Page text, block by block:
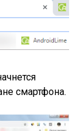
смартфона.